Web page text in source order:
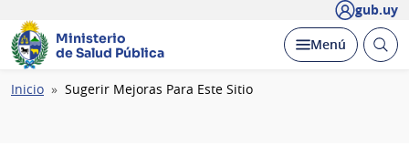
gub.uy
Ministerio
de Salud Pública
Desplegar
Menú Abrir
Ruta
Inicio Sugerir Mejoras Para Este Sitio